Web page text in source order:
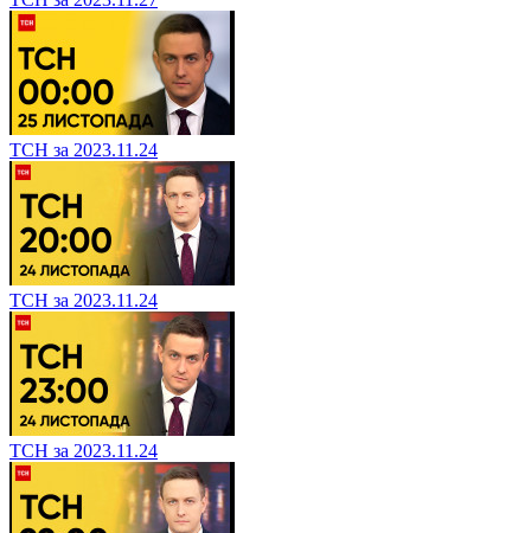
ТСН за 2023.11.27
ТСН за 2023.11.24
ТСН за 2023.11.24